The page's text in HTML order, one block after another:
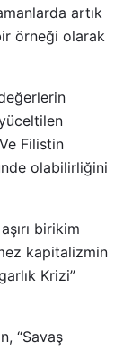
artık
örneği olarak
Filistin
olabilirliğini
birikim
kapitalizmin
Krizi”
“Savaş